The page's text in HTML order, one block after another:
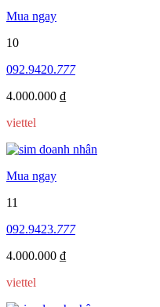
Mua ngay
10
092.9420.777
4.000.000 ₫
viettel
Mua ngay
11
092.9423.777
4.000.000 ₫
viettel